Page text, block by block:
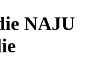
NAJU